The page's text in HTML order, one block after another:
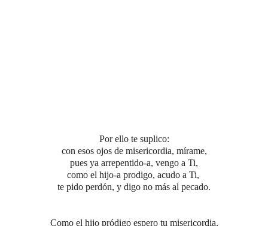
Por ello te suplico:
con esos ojos de misericordia, mírame,
pues ya arrepentido-a, vengo a Ti,
como el hijo-a prodigo, acudo a Ti,
te pido perdón, y digo no más al pecado.
Como el hijo pródigo espero tu misericordia,